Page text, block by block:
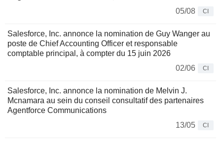
05/08
CI
Salesforce, Inc. annonce la nomination de Guy Wanger au
poste de Chief Accounting Officer et responsable
comptable principal, à compter du 15 juin 2026
02/06
CI
Salesforce, Inc. annonce la nomination de Melvin J.
Mcnamara au sein du conseil consultatif des partenaires
Agentforce Communications
13/05
CI